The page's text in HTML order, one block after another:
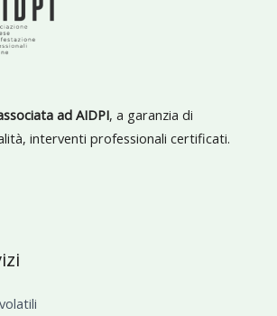
ad AIDPI, a garanzia di
interventi professionali certificati.